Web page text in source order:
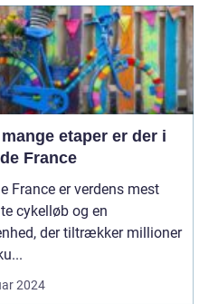
etaper er der i
France
France er verdens mest
cykelløb og en
der tiltrækker millioner
2024